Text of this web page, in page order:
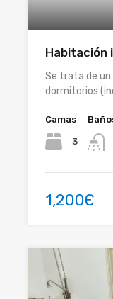
Habitación
Se trata de
dormitorios
Camas
3
1,200Є